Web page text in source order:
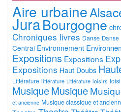
Aire urbaine
JuraBourgogne
Chroniques livres Danse Danse
Central Environnement
Expositions Expositions
Expositions Haut Doubs
Littérature littérature Littérature loisirs
MusiqueMusique
et ancienne Musique classique et